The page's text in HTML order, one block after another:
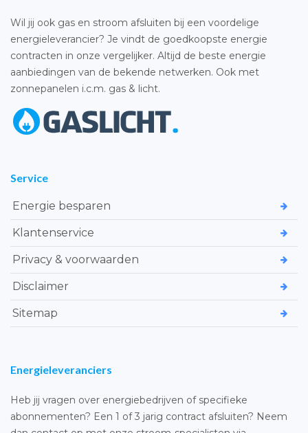
Wil jij ook gas en stroom afsluiten bij een voordelige
energieleverancier? Je vindt de goedkoopste energie
contracten in onze vergelijker. Altijd de beste energie
aanbiedingen van de bekende netwerken. Ook met
zonnepanelen i.c.m. gas & licht.
Service
Energie besparen
Klantenservice
Privacy & voorwaarden
Disclaimer
Sitemap
Energieleveranciers
Heb jij vragen over energiebedrijven of specifieke
abonnementen? Een 1 of 3 jarig contract afsluiten? Neem